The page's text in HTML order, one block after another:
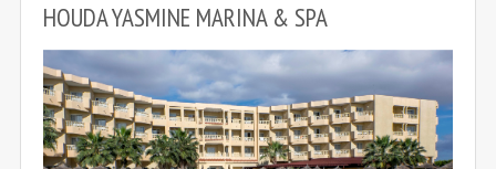
ЛЮБОПИТНО
ЗА НАС
КОНТАКТИ
HOUDA YASMINE MARINA & SPA